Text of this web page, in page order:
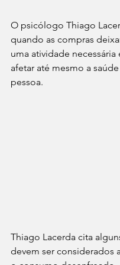
O psicólogo Thiago
quando as compras
uma atividade
afetar até mesmo a
pessoa.
Thiago Lacerda cita
devem ser considerados